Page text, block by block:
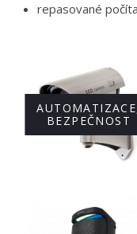
repasované
BEZPEČNOST